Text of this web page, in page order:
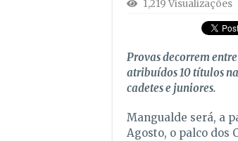
1,219 Visualizações
Provas decorrem
atribuídos 10 títulos
cadetes e juniores.
Mangualde será, a
Agosto, o palco dos